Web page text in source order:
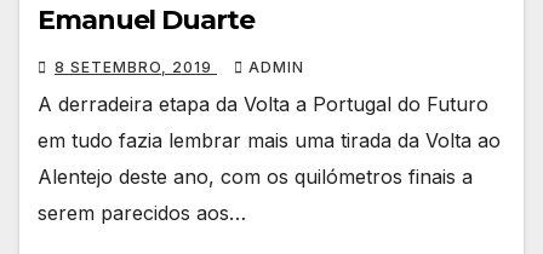
Emanuel Duarte
8 SETEMBRO, 2019 ADMIN
A derradeira etapa da Volta a Portugal do Futuro
em tudo fazia lembrar mais uma tirada da Volta ao
Alentejo deste ano, com os quilómetros finais a
serem parecidos aos…